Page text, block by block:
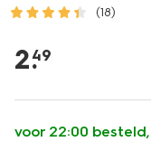
(18)
kantoor/papierwaren/
notes/sticky-
transparant-
-2-
2.
49
voor 22:00 besteld,